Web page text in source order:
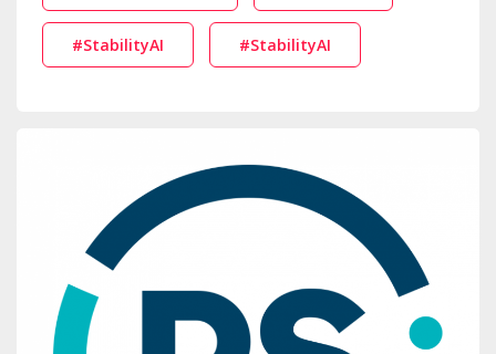
#StabilityAI #StabilityAI